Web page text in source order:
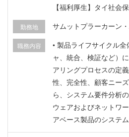
【福利厚生】タイ社会
勤務地 サムットプラーカーン
職務内容
• 製品ライフサイクル
ャ、統合、検証など）
アリングプロセスの定
性、完全性、顧客ニー
ら、システム要件分析
ウェアおよびネットワ
アベース製品のシステ
レビューし、スケーラ